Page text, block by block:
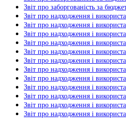
Звіт про заборгованість за
Звіт про надходження і
Звіт про надходження і
Звіт про надходження і
Звіт про надходження і
Звіт про надходження і
Звіт про надходження і
Звіт про надходження і
Звіт про надходження і
Звіт про надходження і
Звіт про надходження і
Звіт про надходження і
Звіт про надходження і